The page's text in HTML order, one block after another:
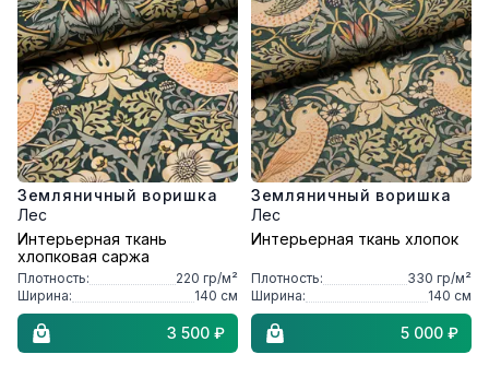
Земляничный воришка
Лес
Интерьерная ткань
хлопковая саржа
Плотность: 220 гр/м²
Ширина:
140 см
3 500 ₽
Земляничный воришка
Лес
Интерьерная ткань хлопок
Плотность: 330 гр/м²
Ширина:
140 см
5 000 ₽